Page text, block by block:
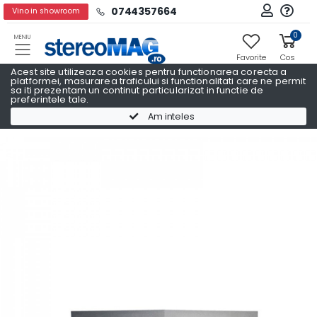
Acest site utilizeaza cookies pentru functionarea corecta a
platformei, masurarea traficului si functionalitati care ne permit
sa iti prezentam un continut particularizat in functie de
preferintele tale.
Am inteles
Vino in showroom 0744357664
MENIU
Favorite
0
Cos
Navigatii Auto Dedicate Navigatii Auto Dedicate OPEL